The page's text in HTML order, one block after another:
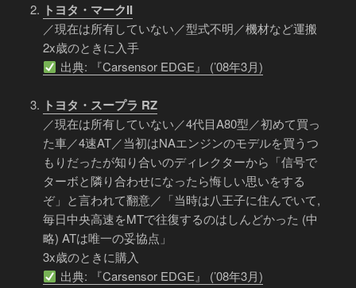
トヨタ・マークII
／現在は所有していない／型式不明／機材など運搬
2x歳のときに入手
出典: 『Carsensor EDGE』 (’08年3月)
トヨタ・スープラ RZ
／現在は所有していない／4代目A80型／初めて買っ
た車／4速AT／当初はNAエンジンのモデルを買うつ
もりだったが知り合いのディレクターから「信号で
ターボと隣り合わせになったら悔しい思いをする
ぞ」と言われて翻意／「当時は八王子に住んでいて,
毎日中央高速をMTで往復するのはしんどかった (中
略) ATは唯一の妥協点」
3x歳のときに購入
出典: 『Carsensor EDGE』 (’08年3月)